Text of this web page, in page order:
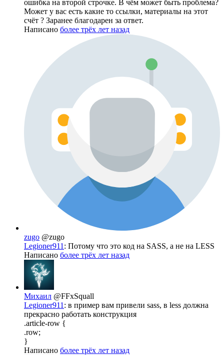
ошибка на второй строчке. В чём может быть проблема?
Может у вас есть какие то ссылки, материалы на этот
счёт ? Заранее благодарен за ответ.
Написано более трёх лет назад
zugo @zugo
Legioner911 : Потому что это код на SASS, а не на LESS
Написано более трёх лет назад
Михаил @FFxSquall
Legioner911 : в пример вам привели sass, в less должна
прекрасно работать конструкция
.article-row {
.row;
}
Написано более трёх лет назад